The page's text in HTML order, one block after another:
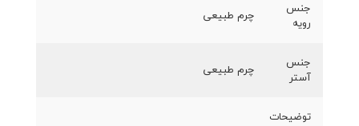
جنس
رویه
چرم طبیعی
جنس
آستر
چرم طبیعی
توضیحات